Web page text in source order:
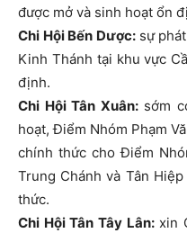
được mở và sinh hoạt ổn
Chi Hội Bến Dược: sự
Kinh Thánh tại khu vực
định.
Chi Hội Tân Xuân:sớm
hoạt, Điểm Nhóm Phạm
chính thức cho Điểm
Trung Chánh và Tân
thức.
Chi Hội Tân Tây Lân:xin